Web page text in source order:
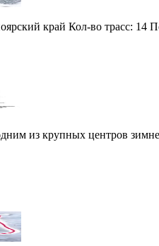
край Кол-во трасс:
из крупных центров